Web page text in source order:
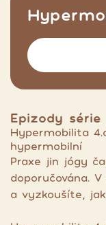
Epizody série
Hypermobilita
hypermobilní
Praxe jin jógy
doporučována.
a vyzkoušíte,